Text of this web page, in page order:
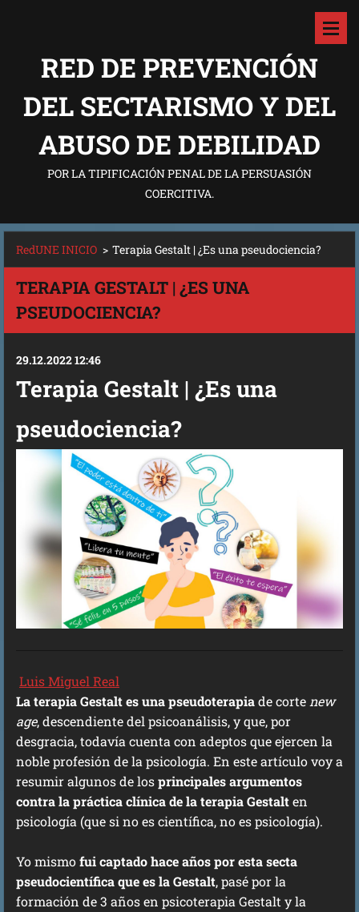
RED DE PREVENCIÓN
DEL SECTARISMO Y DEL
ABUSO DE DEBILIDAD
POR LA TIPIFICACIÓN PENAL DE LA PERSUASIÓN
COERCITIVA.
RedUNE INICIO > Terapia Gestalt | ¿Es una pseudociencia?
TERAPIA GESTALT | ¿ES UNA
PSEUDOCIENCIA?
29.12.2022 12:46
Terapia Gestalt | ¿Es una
pseudociencia?
Luis Miguel Real
La terapia Gestalt es una pseudoterapiade cortenew
age, descendiente del psicoanálisis, y que, por
desgracia, todavía cuenta con adeptos que ejercen la
noble profesión de la psicología. En este artículo voy a
resumir algunos de losprincipales argumentos
contra la práctica clínica de la terapia Gestalten
psicología (que si no es científica, no es psicología).
Yo mismofui captado hace años por esta secta
pseudocientífica que es la Gestalt, pasé por la
formación de 3 años en psicoterapia Gestalt y la